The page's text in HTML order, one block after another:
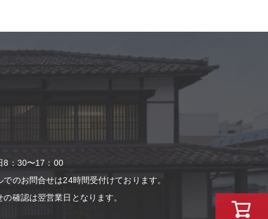
8：30〜17：00
のお問合せは24時間受付けております。
確認は翌営業⽇となります。